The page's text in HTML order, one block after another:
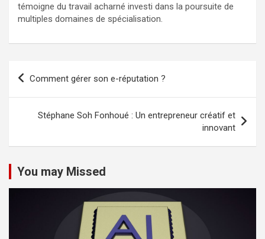
témoigne du travail acharné investi dans la poursuite de
multiples domaines de spécialisation.
Navigation
de
Comment gérer son e-réputation ?
Stéphane Soh Fonhoué : Un entrepreneur créatif et
innovant
You may Missed